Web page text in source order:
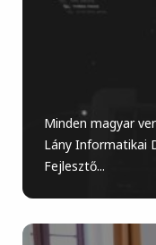
Minden magyar
Lány Informatikai
Fejlesztő...